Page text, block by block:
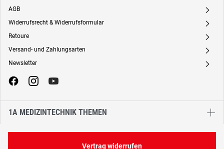
AGB A
Widerrufsrecht & Widerrufsformular A
Retoure A
Versand- und Zahlungsarten A
Newsletter A
1A MEDIZINTECHNIK THEMEN
Vertrag widerrufen